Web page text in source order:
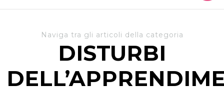
Naviga tra gli articoli della categoria
DISTURBI